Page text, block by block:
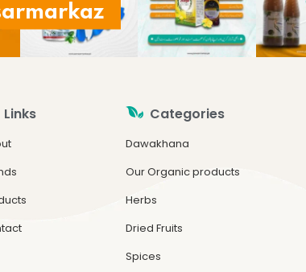
Links Categories
Dawakhana
Our Organic products
Herbs
Dried Fruits
Spices